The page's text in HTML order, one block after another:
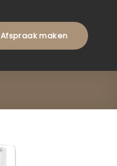
Afspraak maken